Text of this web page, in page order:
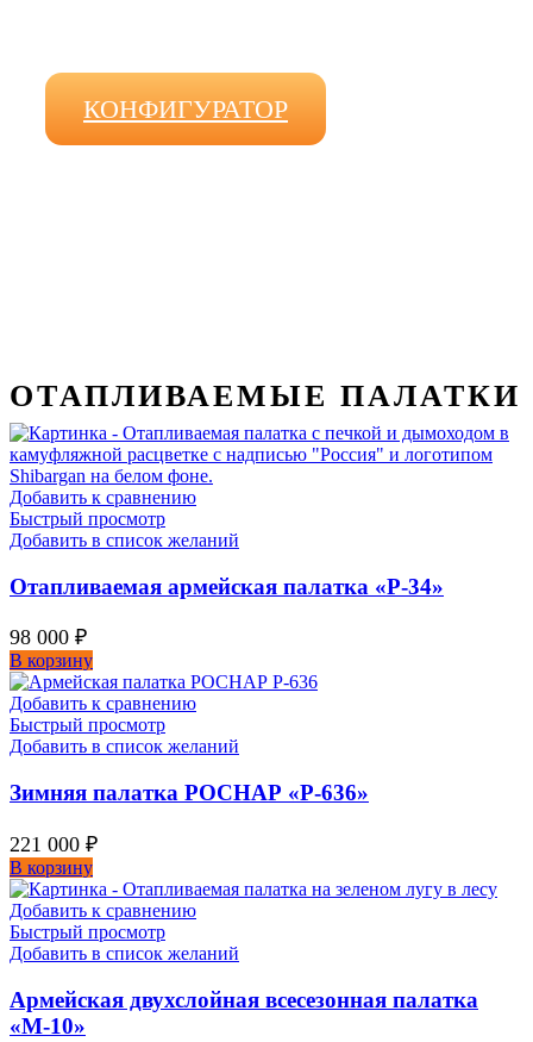
КОНФИГУРАТОР
ОТАПЛИВАЕМЫЕ ПАЛАТКИ
Добавить к сравнению
Быстрый просмотр
Добавить в список желаний
Отапливаемая армейская палатка «Р-34»
98 000 ₽
В корзину
Добавить к сравнению
Быстрый просмотр
Добавить в список желаний
Зимняя палатка РОСНАР «Р-636»
221 000 ₽
В корзину
Добавить к сравнению
Быстрый просмотр
Добавить в список желаний
Армейская двухслойная всесезонная палатка
«М-10»